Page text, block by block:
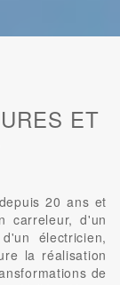
ET
20 ans et
carreleur, d'un
électricien,
la réalisation
de